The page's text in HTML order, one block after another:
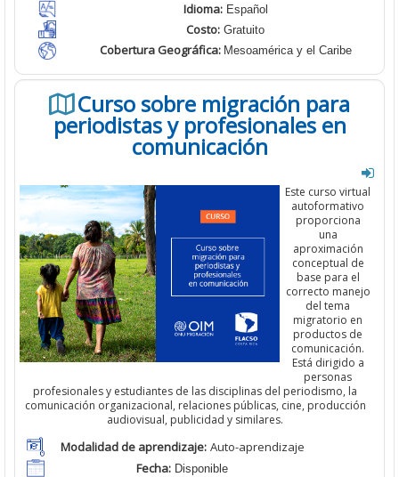
Idioma:Español
Costo: Gratuito
Cobertura Geográfica: Mesoamérica y el Caribe
Curso sobre migración para
periodistas y profesionales en
comunicación
Este curso virtual
autoformativo
proporciona
una
aproximación
conceptual de
base para el
correcto manejo
del tema
migratorio en
productos de
comunicación.
Está dirigido a
personas
profesionales y estudiantes de las disciplinas del periodismo, la
comunicación organizacional, relaciones públicas, cine, producción
audiovisual, publicidad y similares.
Modalidad de aprendizaje: Auto-aprendizaje
Fecha: Disponible